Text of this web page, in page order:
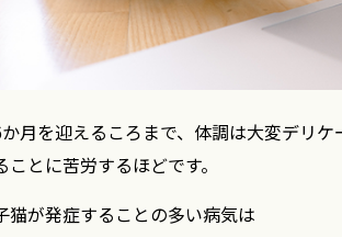
月を迎えるころまで、体調は大変デリ
ことに苦労するほどです。
猫が発症することの多い病気は